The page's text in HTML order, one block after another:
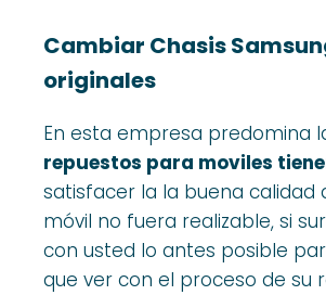
Cambiar Chasis
originales
En esta empresa predomina
repuestos para moviles
satisfacer la la buena calidad
móvil no fuera realizable, si
con usted lo antes posible
que ver con el proceso de su